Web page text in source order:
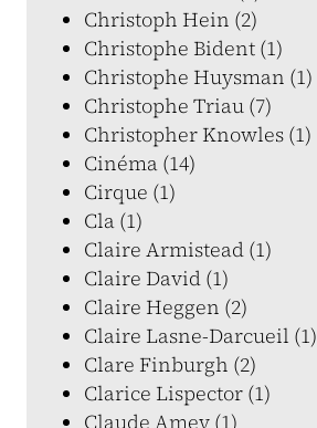
Christoph Hein (2)
Christophe Bident (1)
Christophe Huysman (1)
Christophe Triau (7)
Christopher Knowles (1)
Cinéma (14)
Cirque (1)
Cla (1)
Claire Armistead (1)
Claire David (1)
Claire Heggen (2)
Claire Lasne-Darcueil (1)
Clare Finburgh (2)
Clarice Lispector (1)
Claude Amey (1)